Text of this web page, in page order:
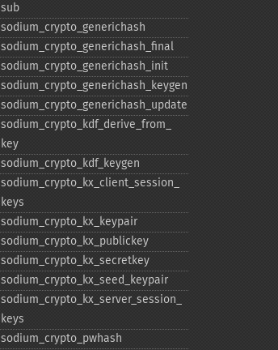
sub
sodium_​crypto_​generichash
sodium_​crypto_​generichash_​final
sodium_​crypto_​generichash_​init
sodium_​crypto_​generichash_​keygen
sodium_​crypto_​generichash_​update
sodium_​crypto_​kdf_​derive_​from_​
key
sodium_​crypto_​kdf_​keygen
sodium_​crypto_​kx_​client_​session_​
keys
sodium_​crypto_​kx_​keypair
sodium_​crypto_​kx_​publickey
sodium_​crypto_​kx_​secretkey
sodium_​crypto_​kx_​seed_​keypair
sodium_​crypto_​kx_​server_​session_​
keys
sodium_​crypto_​pwhash